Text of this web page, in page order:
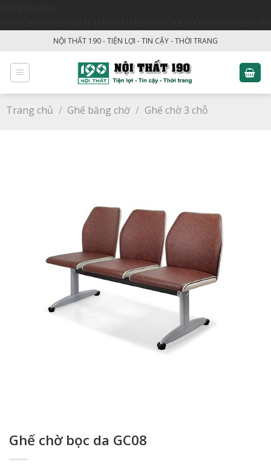
content
NỘI THẤT 190 - TIỆN LỢI - TIN CẬY - THỜI TRANG
Trang chủ / Ghế băng chờ / Ghế chờ 3 chỗ
Ghế chờ bọc da GC08